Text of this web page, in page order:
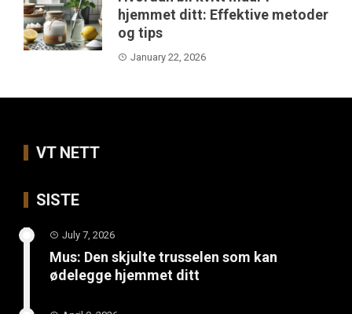
hjemmet ditt: Effektive metoder
og tips
January 22, 2026
VT NETT
SISTE
July 7, 2026
Mus: Den skjulte trusselen som kan
ødelegge hjemmet ditt